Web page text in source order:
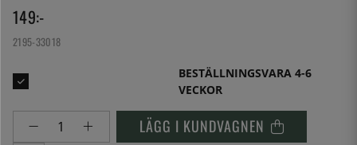
149:-
2195-33018
BESTÄLLNINGSVARA 4-6
VECKOR
LÄGG I KUNDVAGNEN